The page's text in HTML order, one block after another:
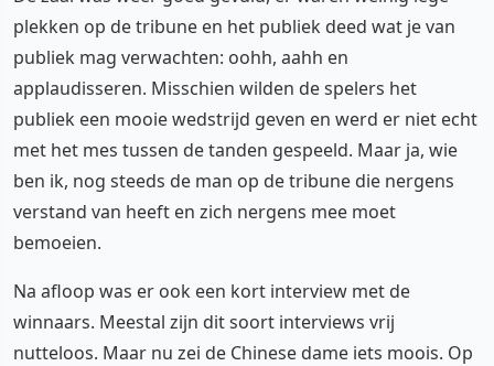
plekken op de tribune en het publiek deed wat je van
publiek mag verwachten: oohh, aahh en
applaudisseren. Misschien wilden de spelers het
publiek een mooie wedstrijd geven en werd er niet echt
met het mes tussen de tanden gespeeld. Maar ja, wie
ben ik, nog steeds de man op de tribune die nergens
verstand van heeft en zich nergens mee moet
bemoeien.
Na afloop was er ook een kort interview met de
winnaars. Meestal zijn dit soort interviews vrij
nutteloos. Maar nu zei de Chinese dame iets moois. Op